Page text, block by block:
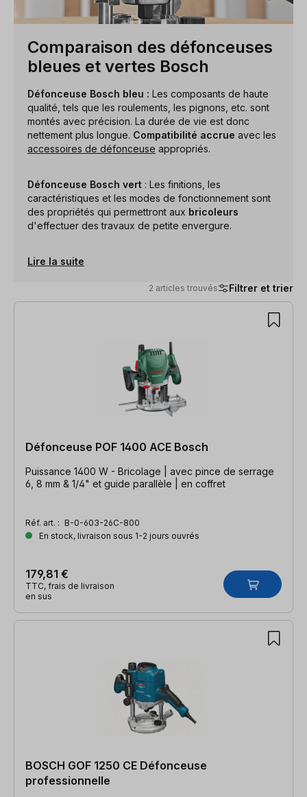
Comparaison des défonceuses
bleues et vertes Bosch
Défonceuse Bosch bleu : Les composants de haute
qualité, tels que les roulements, les pignons, etc. sont
montés avec précision. La durée de vie est donc
nettement plus longue. Compatibilité accrue avec les
accessoires de défonceuse appropriés.
Défonceuse Bosch vert : Les finitions, les
caractéristiques et les modes de fonctionnement sont
des propriétés qui permettront aux bricoleurs
d'effectuer des travaux de petite envergure.
Lire la suite
2 articles trouvés Filtrer et trier
2 articles trouvés
Défonceuse POF 1400 ACE Bosch
Puissance 1400 W - Bricolage | avec pince de serrage
6, 8 mm & 1/4" et guide parallèle | en coffret
Réf. art. : B-0-603-26C-800
En stock, livraison sous 1-2 jours ouvrés
179,81 €
TTC, frais de livraison
en sus
BOSCH GOF 1250 CE Défonceuse
professionnelle